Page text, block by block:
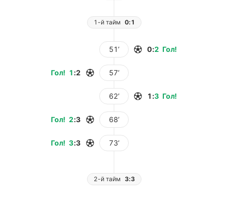
1-й тайм 0:1
51’ Гол!
0:2
Гол! 1 :2 57’
62’ Гол!
1 :3
Гол! 2:3 68’
Гол! 3:3 73’
2-й тайм 3:3